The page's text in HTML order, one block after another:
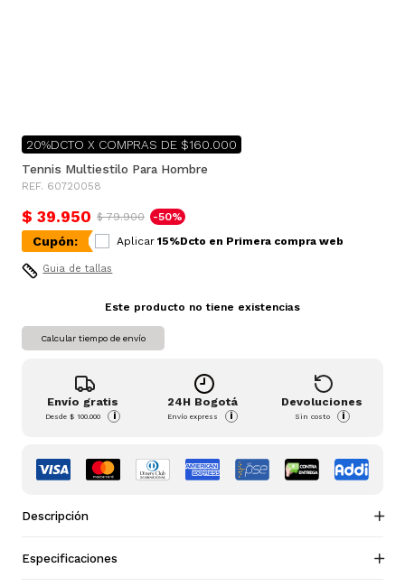
20%DCTO X COMPRAS DE $160.000
Tennis Multiestilo Para Hombre
REF. 60720058
$ 39.950 $ 79.900 -50%
Cupón: Aplicar 15%Dcto en Primera compra web
Guia de tallas
Este producto no tiene existencias
Calcular tiempo de envío
Envío gratis
Desde$ 100.000 i
24H Bogotá
Envío express i
Devoluciones
Sin costo i
Descripción
Especificaciones